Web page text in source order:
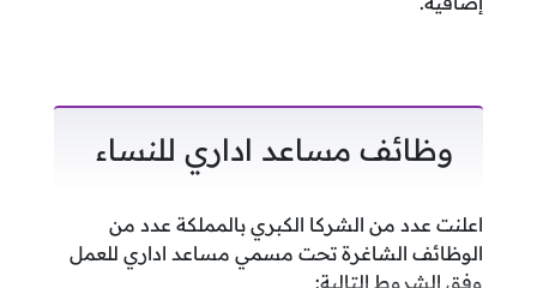
وظائف مساعد اداري للنساء
اعلنت عدد من الشركا الكبري بالمملكة عدد من
الوظائف الشاغرة تحت مسمي مساعد اداري للعمل
وفق الشروط التالية: